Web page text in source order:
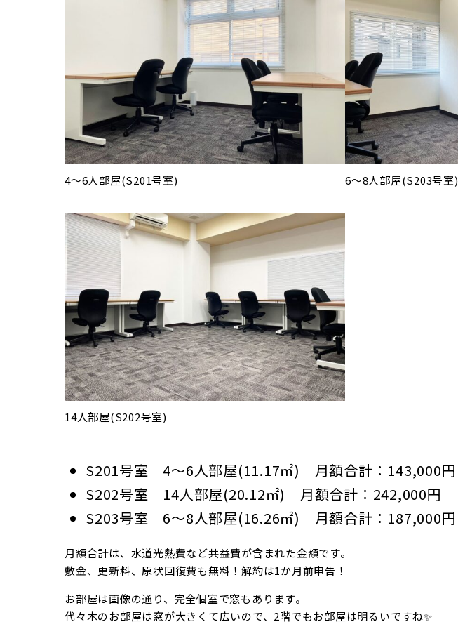
4～6人部屋(S201号室) 6～8人部屋(S203号室)
14人部屋(S202号室)
S201号室 4～6人部屋(11.17㎡) 月額合計：143,000円
S202号室 14人部屋(20.12㎡) 月額合計：242,000円
S203号室 6～8人部屋(16.26㎡) 月額合計：187,000円
月額合計は、水道光熱費など共益費が含まれた金額です。
敷金、更新料、原状回復費も無料！解約は1か月前申告！
お部屋は画像の通り、完全個室で窓もあります。
代々木のお部屋は窓が大きくて広いので、2階でもお部屋は明るいですね✨